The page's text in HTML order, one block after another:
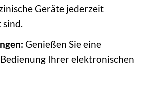
Geräte jederzeit
Genießen Sie eine
Ihrer elektronischen